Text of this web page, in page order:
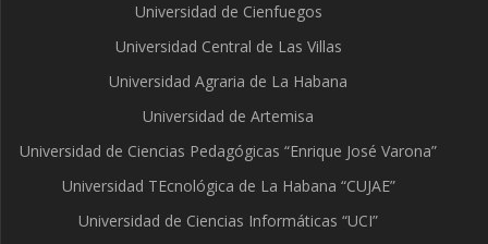
Universidad de Cienfuegos
Universidad Central de Las Villas
Universidad Agraria de La Habana
Universidad de Artemisa
Universidad de Ciencias Pedagógicas “Enrique José Varona”
Universidad TEcnológica de La Habana “CUJAE”
Universidad de Ciencias Informáticas “UCI”